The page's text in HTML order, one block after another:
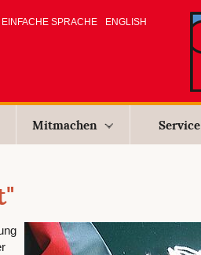
EINFACHE SPRACHE ENGLISH
Mitmachen Service